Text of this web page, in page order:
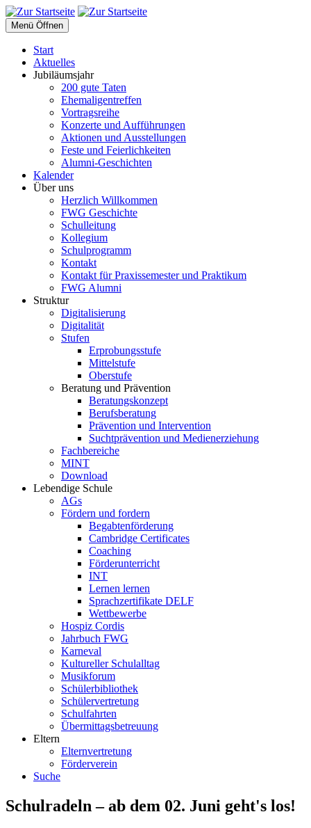
Menü Öffnen
Start
Aktuelles
Jubiläumsjahr
200 gute Taten
Ehemaligentreffen
Vortragsreihe
Konzerte und Aufführungen
Aktionen und Ausstellungen
Feste und Feierlichkeiten
Alumni-Geschichten
Kalender
Über uns
Herzlich Willkommen
FWG Geschichte
Schulleitung
Kollegium
Schulprogramm
Kontakt
Kontakt für Praxissemester und Praktikum
FWG Alumni
Struktur
Digitalisierung
Digitalität
Stufen
Erprobungsstufe
Mittelstufe
Oberstufe
Beratung und Prävention
Beratungskonzept
Berufsberatung
Prävention und Intervention
Suchtprävention und Medienerziehung
Fachbereiche
MINT
Download
Lebendige Schule
AGs
Fördern und fordern
Begabtenförderung
Cambridge Certificates
Coaching
Förderunterricht
INT
Lernen lernen
Sprachzertifikate DELF
Wettbewerbe
Hospiz Cordis
Jahrbuch FWG
Karneval
Kultureller Schulalltag
Musikforum
Schülerbibliothek
Schülervertretung
Schulfahrten
Übermittagsbetreuung
Eltern
Elternvertretung
Förderverein
Suche
Schulradeln – ab dem 02. Juni geht's los!